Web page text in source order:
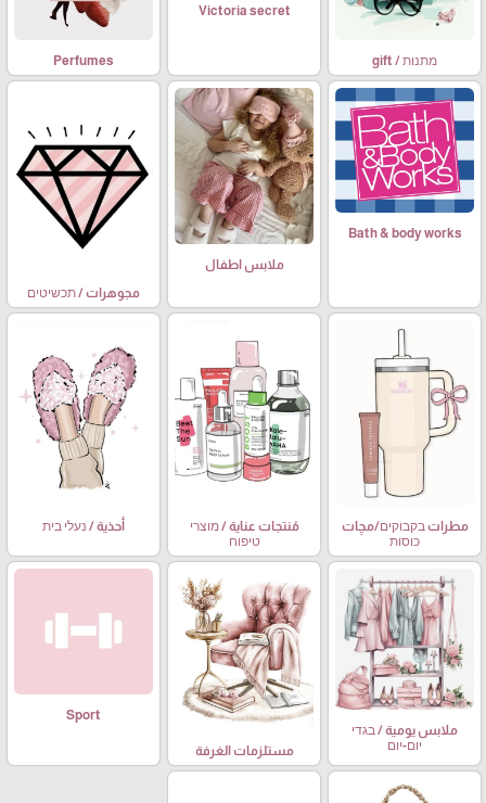
מתנות / gift
Victoria secret
Perfumes
Bath & body works
ملابس اطفال
مجوهرات / תכשיטים
مطرات בקבוקים/مچات
כוסות
مُنتجات عناية / מוצרי
טיפוח
أحذية / נעלי בית
ملابس يومية / בגדי
יום-יום
مستلزمات الغرفة
Sport